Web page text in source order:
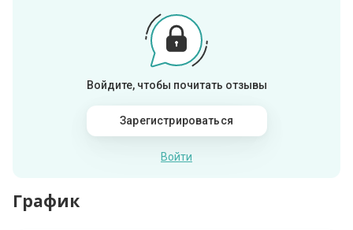
Войдите, чтобы почитать отзывы
Зарегистрироваться
Войти
График